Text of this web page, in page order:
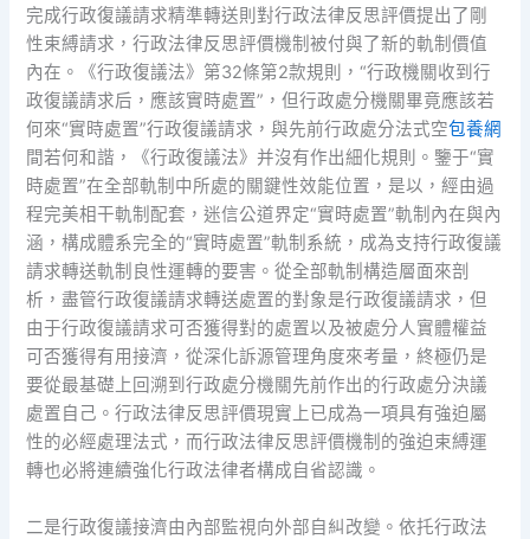
完成行政復議請求精準轉送則對行政法律反思評價提出了剛
性束縛請求，行政法律反思評價機制被付與了新的軌制價值
內在。《行政復議法》第32條第2款規則，“行政機關收到行
政復議請求后，應該實時處置”，但行政處分機關畢竟應該若
何來“實時處置”行政復議請求，與先前行政處分法式空包養網
間若何和諧，《行政復議法》并沒有作出細化規則。鑒于“實
時處置”在全部軌制中所處的關鍵性效能位置，是以，經由過
程完美相干軌制配套，迷信公道界定“實時處置”軌制內在與內
涵，構成體系完全的“實時處置”軌制系統，成為支持行政復議
請求轉送軌制良性運轉的要害。從全部軌制構造層面來剖
析，盡管行政復議請求轉送處置的對象是行政復議請求，但
由于行政復議請求可否獲得對的處置以及被處分人實體權益
可否獲得有用接濟，從深化訴源管理角度來考量，終極仍是
要從最基礎上回溯到行政處分機關先前作出的行政處分決議
處置自己。行政法律反思評價現實上已成為一項具有強迫屬
性的必經處理法式，而行政法律反思評價機制的強迫束縛運
轉也必將連續強化行政法律者構成自省認識。
二是行政復議接濟由內部監視向外部自糾改變。依托行政法